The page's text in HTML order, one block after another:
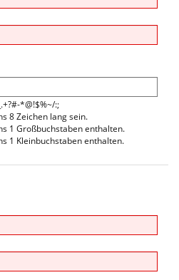
*@!$%~/:;
8 Zeichen lang sein.
1 Großbuchstaben enthalten.
1 Kleinbuchstaben enthalten.